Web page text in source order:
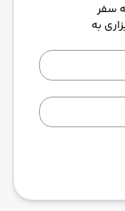
سفر
به